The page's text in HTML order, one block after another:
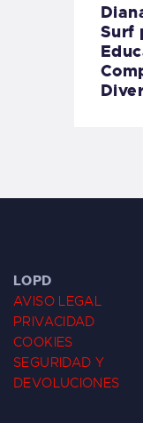
Surf
LOPD
AVISO LEGAL
PRIVACIDAD
COOKIES
SEGURIDAD Y
DEVOLUCIONES